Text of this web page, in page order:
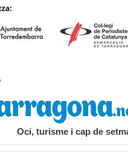
Oci, turisme i cap de